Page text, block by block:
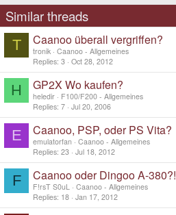
Similar threads
T Caanoo überall vergriffen?
tronik Caanoo - Allgemeines
Replies 3 Oct 28, 2012
H GP2X Wo kaufen?
heledir
F100/F200 - Allgemeines
Replies 7 Jul 20, 2006
E Caanoo, PSP, oder PS Vita?
emulatorfan
Caanoo - Allgemeines
Replies 23 Jul 18, 2012
F Caanoo oder Dingoo A-380?!
F!rsT S0uL
Caanoo - Allgemeines
Replies 18 Jan 17, 2012